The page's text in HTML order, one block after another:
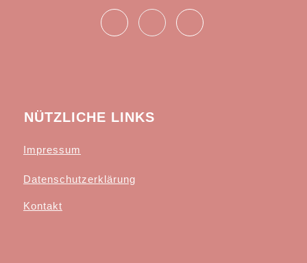
NÜTZLICHE LINKS
Impressum
Datenschutzerklärung
Kontakt